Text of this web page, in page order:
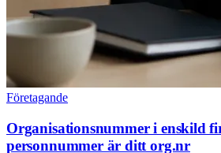
Företagande
Organisationsnummer i enskild
personnummer är ditt org.nr